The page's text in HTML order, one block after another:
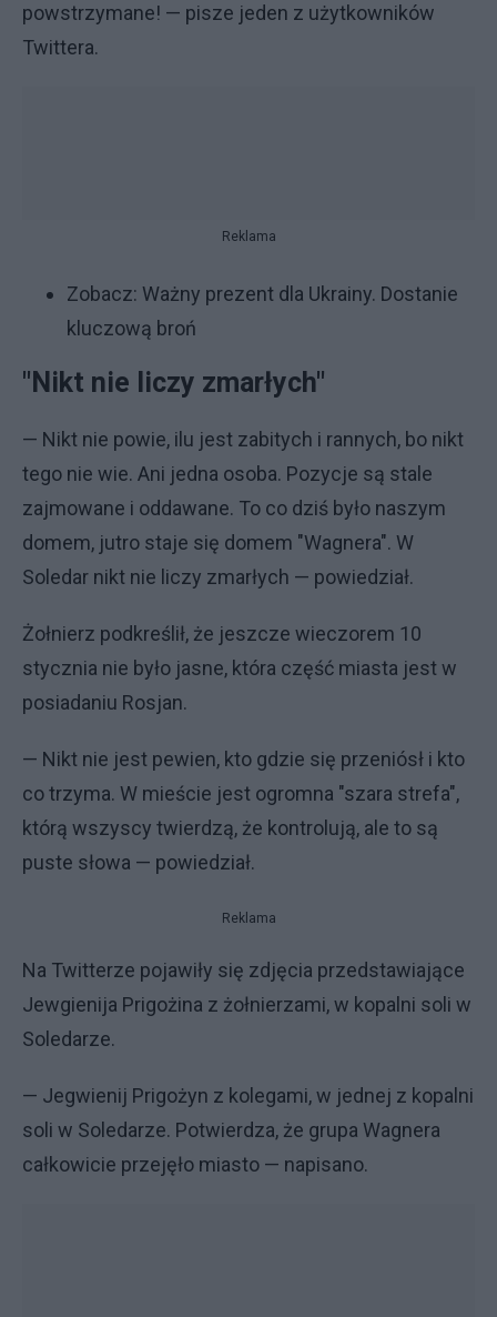
powstrzymane! — pisze jeden z użytkowników
Twittera.
Reklama
Zobacz: Ważny prezent dla Ukrainy. Dostanie
kluczową broń
"Nikt nie liczy zmarłych"
— Nikt nie powie, ilu jest zabitych i rannych, bo nikt
tego nie wie. Ani jedna osoba. Pozycje są stale
zajmowane i oddawane. To co dziś było naszym
domem, jutro staje się domem "Wagnera". W
Soledar nikt nie liczy zmarłych — powiedział.
Żołnierz podkreślił, że jeszcze wieczorem 10
stycznia nie było jasne, która część miasta jest w
posiadaniu Rosjan.
— Nikt nie jest pewien, kto gdzie się przeniósł i kto
co trzyma. W mieście jest ogromna "szara strefa",
którą wszyscy twierdzą, że kontrolują, ale to są
puste słowa — powiedział.
Reklama
Na Twitterze pojawiły się zdjęcia przedstawiające
Jewgienija Prigożina z żołnierzami, w kopalni soli w
Soledarze.
— Jegwienij Prigożyn z kolegami, w jednej z kopalni
soli w Soledarze. Potwierdza, że grupa Wagnera
całkowicie przejęło miasto — napisano.